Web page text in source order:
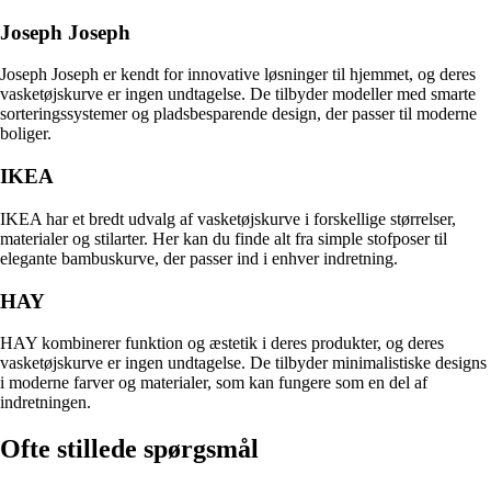
Joseph Joseph
Joseph Joseph er kendt for innovative løsninger til hjemmet, og deres
vasketøjskurve er ingen undtagelse. De tilbyder modeller med smarte
sorteringssystemer og pladsbesparende design, der passer til moderne
boliger.
IKEA
IKEA har et bredt udvalg af vasketøjskurve i forskellige størrelser,
materialer og stilarter. Her kan du finde alt fra simple stofposer til
elegante bambuskurve, der passer ind i enhver indretning.
HAY
HAY kombinerer funktion og æstetik i deres produkter, og deres
vasketøjskurve er ingen undtagelse. De tilbyder minimalistiske designs
i moderne farver og materialer, som kan fungere som en del af
indretningen.
Ofte stillede spørgsmål